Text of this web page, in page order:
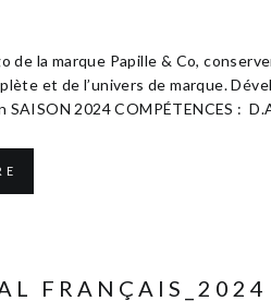
de la marque Papille & Co,
et de l’univers de marque.
SAISON 2024 COMPÉTENCES :
FRANÇAIS_2024